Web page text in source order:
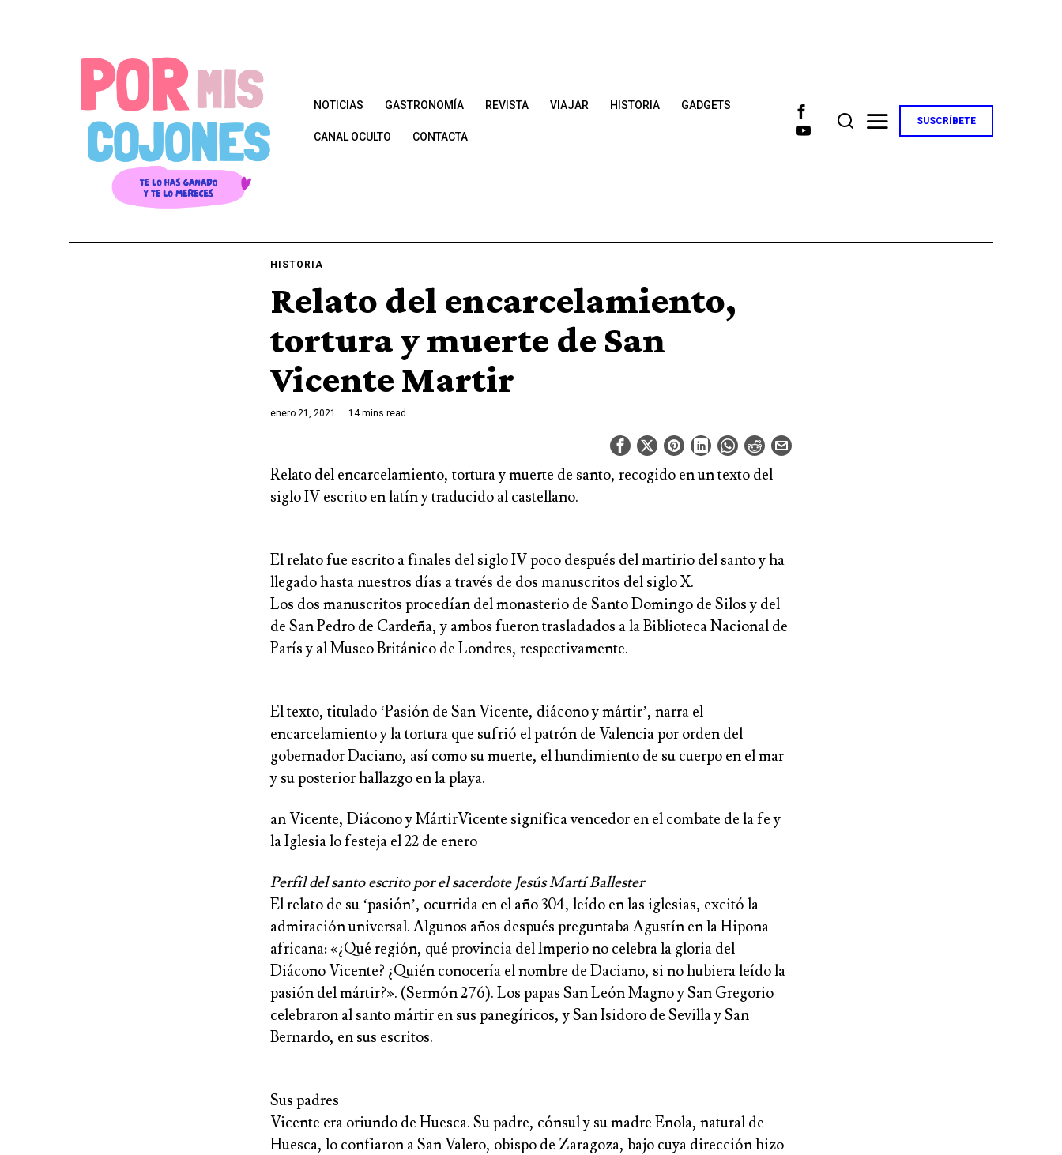
NOTICIAS GASTRONOMÍA REVISTA VIAJAR HISTORIA GADGETS
CANAL OCULTO CONTACTA
SUSCRÍBETE
HISTORIA
Relato del encarcelamiento,
tortura y muerte de San
Vicente Martir
enero 21, 2021 14 mins read
Relato del encarcelamiento, tortura y muerte de santo, recogido en un texto del
siglo IV escrito en latín y traducido al castellano.
El relato fue escrito a finales del siglo IV poco después del martirio del santo y ha
llegado hasta nuestros días a través de dos manuscritos del siglo X.
Los dos manuscritos procedían del monasterio de Santo Domingo de Silos y del
de San Pedro de Cardeña, y ambos fueron trasladados a la Biblioteca Nacional de
París y al Museo Británico de Londres, respectivamente.
El texto, titulado ‘Pasión de San Vicente, diácono y mártir’, narra el
encarcelamiento y la tortura que sufrió el patrón de Valencia por orden del
gobernador Daciano, así como su muerte, el hundimiento de su cuerpo en el mar
y su posterior hallazgo en la playa.
an Vicente, Diácono y MártirVicente significa vencedor en el combate de la fe y
la Iglesia lo festeja el 22 de enero
Perfil del santo escrito por el sacerdote Jesús Martí Ballester
El relato de su ‘pasión’, ocurrida en el año 304, leído en las iglesias, excitó la
admiración universal. Algunos años después preguntaba Agustín en la Hipona
africana: «¿Qué región, qué provincia del Imperio no celebra la gloria del
Diácono Vicente? ¿Quién conocería el nombre de Daciano, si no hubiera leído la
pasión del mártir?». (Sermón 276). Los papas San León Magno y San Gregorio
celebraron al santo mártir en sus panegíricos, y San Isidoro de Sevilla y San
Bernardo, en sus escritos.
Sus padres
Vicente era oriundo de Huesca. Su padre, cónsul y su madre Enola, natural de
Huesca, lo confiaron a San Valero, obispo de Zaragoza, bajo cuya dirección hizo